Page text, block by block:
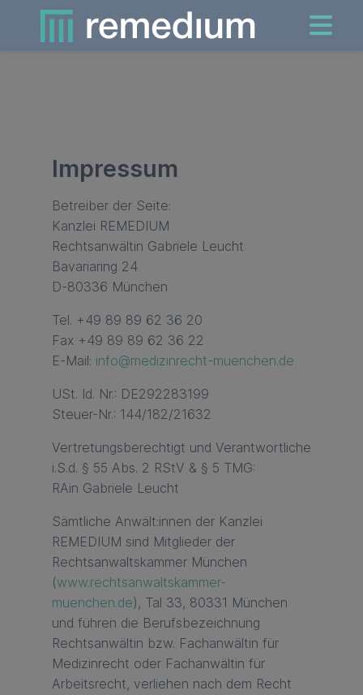
Impressum
Betreiber der Seite:
Kanzlei REMEDIUM
Rechtsanwältin Gabriele Leucht
Bavariaring 24
D-80336 München
Tel. +49 89 89 62 36 20
Fax +49 89 89 62 36 22
E-Mail: info@medizinrecht-muenchen.de
USt. Id. Nr.: DE292283199
Steuer-Nr.: 144/182/21632
Vertretungsberechtigt und Verantwortliche
i.S.d. § 55 Abs. 2 RStV & § 5 TMG:
RAin Gabriele Leucht
Sämtliche Anwält:innen der Kanzlei
REMEDIUM sind Mitglieder der
Rechtsanwaltskammer München
(www.rechtsanwaltskammer-
muenchen.de), Tal 33, 80331 München
und führen die Berufsbezeichnung
Rechtsanwältin bzw. Fachanwältin für
Medizinrecht oder Fachanwältin für
Arbeitsrecht, verliehen nach dem Recht